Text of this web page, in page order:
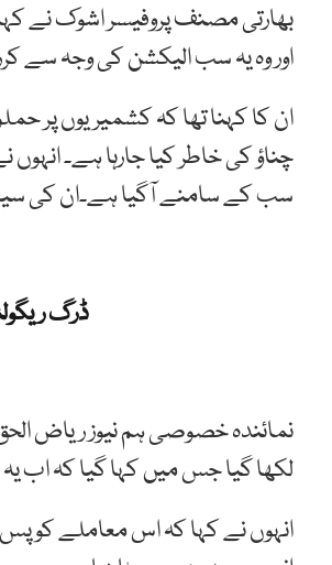
بھارتی مصنف پروفیسر اشوک نے
اور وہ یہ سب الیکشن کی وجہ سے
ان کا کہنا تھا کہ کشمیریوں پر
چناؤ کی خاطر کیا جارہا ہے۔ انہوں
سب کے سامنے آگیا ہے۔ان کی
ڈرگ
نمائندہ خصوصی ہم نیوز ریاض
لکھا گیا جس میں کہا گیا کہ اب
انہوں نے کہا کہ اس معاملے کو